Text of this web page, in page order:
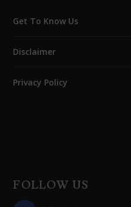
Get To Know Us
Disclaimer
Privacy Policy
FOLLOW US